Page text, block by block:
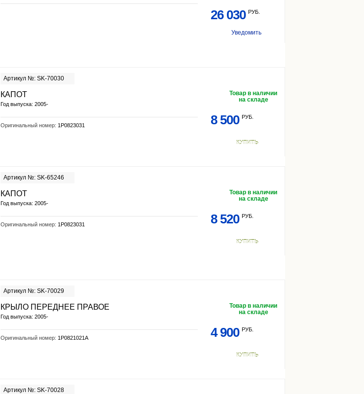
26 030 РУБ.
Уведомить
Артикул №: SK-70030
КАПОТ
Год выпуска: 2005-
Оригинальный номер: 1P0823031
Товар в наличии
на складе
8 500 РУБ.
КУПИТЬ
Артикул №: SK-65246
КАПОТ
Год выпуска: 2005-
Оригинальный номер: 1P0823031
Товар в наличии
на складе
8 520 РУБ.
КУПИТЬ
Артикул №: SK-70029
КРЫЛО ПЕРЕДНЕЕ ПРАВОЕ
Год выпуска: 2005-
Оригинальный номер: 1P0821021A
Товар в наличии
на складе
4 900 РУБ.
КУПИТЬ
Артикул №: SK-70028